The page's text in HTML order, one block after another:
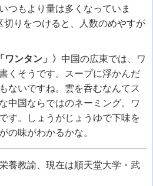
つもより量は多くなっていま
りをつけると、人数のめやすが
ワンタン」〉 中国の広東では、ワ
くそうです。スープに浮かんだ
ないですね。雲を呑むなんてス
中国ならではのネーミング。ワ
す。しょうがじょうゆで下味を
の味がわかるかな。
養教諭、現在は順天堂大学・武